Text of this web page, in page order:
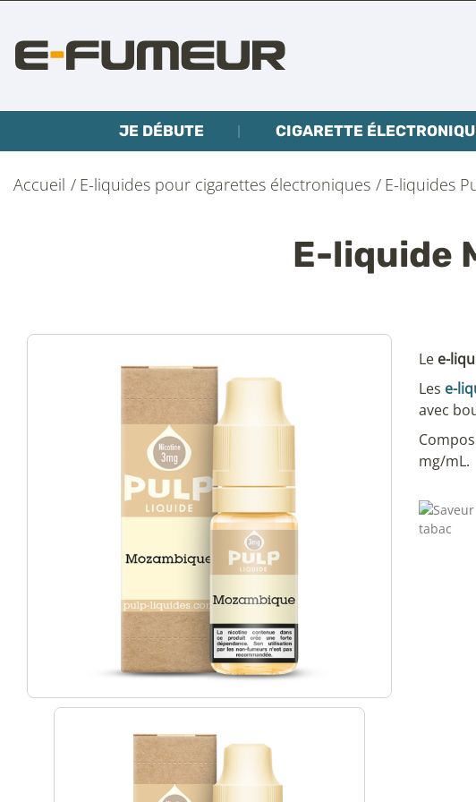
JE DÉBUTE CIGARETTE
Accueil E-liquides pour cigarettes électroniques E-liquides
E-liquide
Le e-
Les e-
avec
mg/mL.